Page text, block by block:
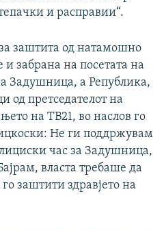
и расправии“.
заштита од натамошно
забрана на посетата на
Задушница, а Република,
од претседателот на
на ТВ21, во наслов го
Не ги поддржувам
час за Задушница,
власта требаше да
заштити здравјето на